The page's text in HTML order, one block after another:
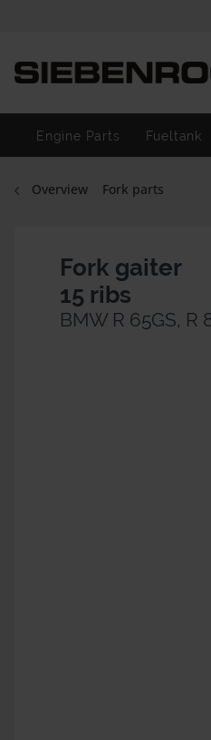
Engine Parts Fueltank
Overview Fork parts
Fork gaiter
15 ribs
BMW R 65GS,